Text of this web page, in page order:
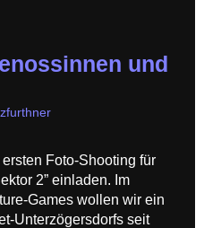
und
Foto-Shooting für
2” einladen. Im
Games wollen wir ein
Unterzögersdorfs seit